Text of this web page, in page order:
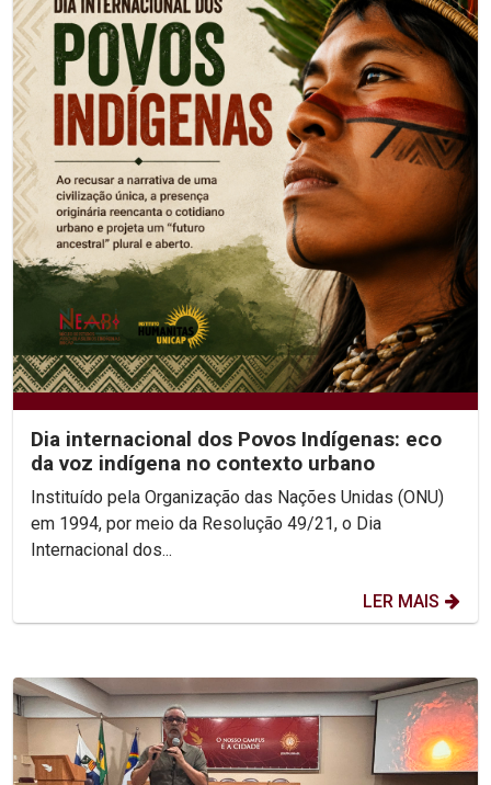
Dia internacional dos Povos Indígenas: eco
da voz indígena no contexto urbano
Instituído pela Organização das Nações Unidas (ONU)
em 1994, por meio da Resolução 49/21, o Dia
Internacional dos...
LER MAIS